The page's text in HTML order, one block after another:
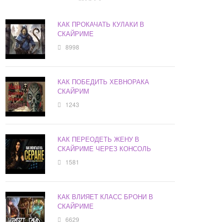
КАК ПРОКАЧАТЬ КУЛАКИ В
СКАЙРИМЕ
8998
КАК ПОБЕДИТЬ ХЕВНОРАКА
СКАЙРИМ
1243
КАК ПЕРЕОДЕТЬ ЖЕНУ В
СКАЙРИМЕ ЧЕРЕЗ КОНСОЛЬ
1581
КАК ВЛИЯЕТ КЛАСС БРОНИ В
СКАЙРИМЕ
6629